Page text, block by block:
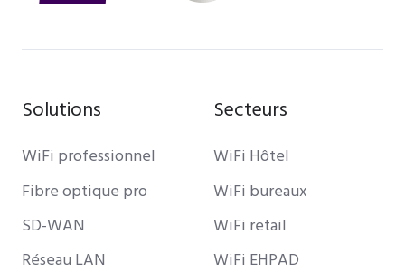
Solutions
WiFi professionnel
Fibre optique pro
SD-WAN
Réseau LAN
Secteurs
WiFi Hôtel
WiFi bureaux
WiFi retail
WiFi EHPAD